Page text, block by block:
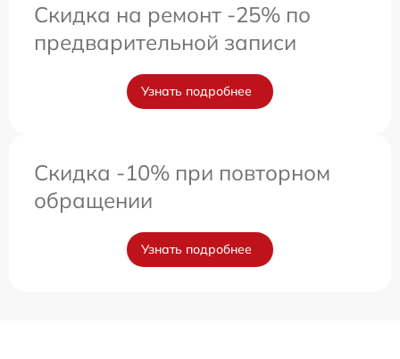
Скидка на ремонт -25% по
предварительной записи
Узнать подробнее
Скидка -10% при повторном
обращении
Узнать подробнее